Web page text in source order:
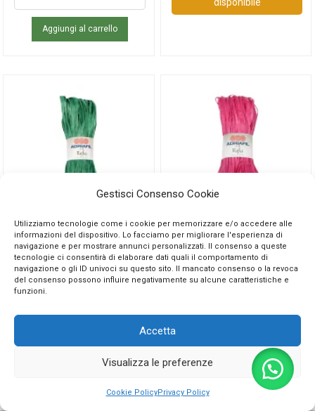
Gestisci Consenso Cookie
Utilizziamo tecnologie come i cookie per memorizzare e/o accedere alle
informazioni del dispositivo. Lo facciamo per migliorare l'esperienza di
navigazione e per mostrare annunci personalizzati. Il consenso a queste
tecnologie ci consentirà di elaborare dati quali il comportamento di
navigazione o gli ID univoci su questo sito. Il mancato consenso o la revoca
del consenso possono influire negativamente su alcune caratteristiche e
funzioni.
Accetta
Visualizza le preferenze
Cookie PolicyPrivacy Policy
Aggiungi al carrello
4,50€ 3,90 €
73
25 gr
10 disponibili
4,50€ 3,90€
74
25 gr
Esaurito
disponibile